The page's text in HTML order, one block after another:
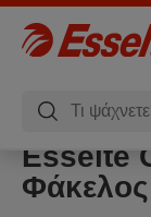
Esselte